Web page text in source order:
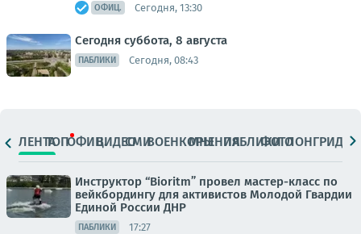
ОФИЦ. Сегодня, 13:30
Сегодня суббота, 8 августа
ПАБЛИКИ Сегодня, 08:43
ЛЕНТАТОПОФИЦ.ВИДЕОСМИВОЕНКОРЫМНЕНИЯПАБЛИКИ
ФОТОЛОНГРИДЫ
Инструктор “Bioritm” провел мастер-класс по
вейкбордингу для активистов Молодой Гвардии
Единой России ДНР
ПАБЛИКИ 17:27